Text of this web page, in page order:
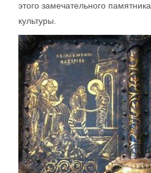
этого замечательного
культуры.